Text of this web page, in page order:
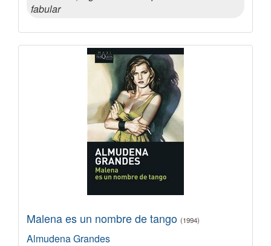
fabular
Malena es un nombre de tango (1994)
Almudena Grandes